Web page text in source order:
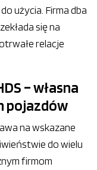
użycia. Firma dba
się na
relacje
– własna
pojazdów
na wskazane
do wielu
firmom